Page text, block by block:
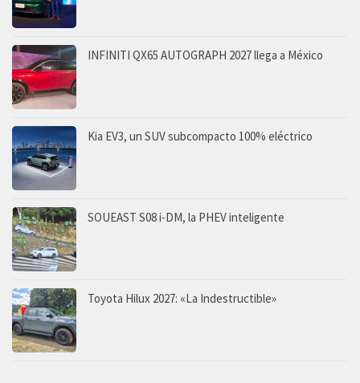
INFINITI QX65 AUTOGRAPH 2027 llega a México
Kia EV3, un SUV subcompacto 100% eléctrico
SOUEAST S08 i-DM, la PHEV inteligente
Toyota Hilux 2027: «La Indestructible»